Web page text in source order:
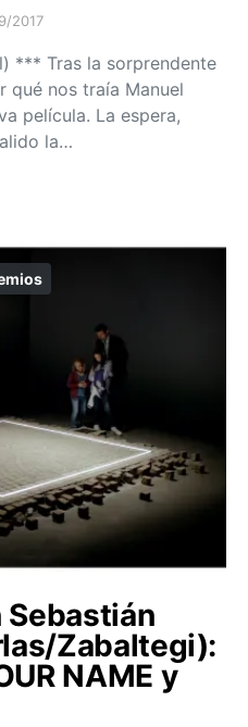
2017
*** Tras la sorprendente
qué nos traía Manuel
película. La espera,
la…
Sebastián
Zabaltegi):
NAME y